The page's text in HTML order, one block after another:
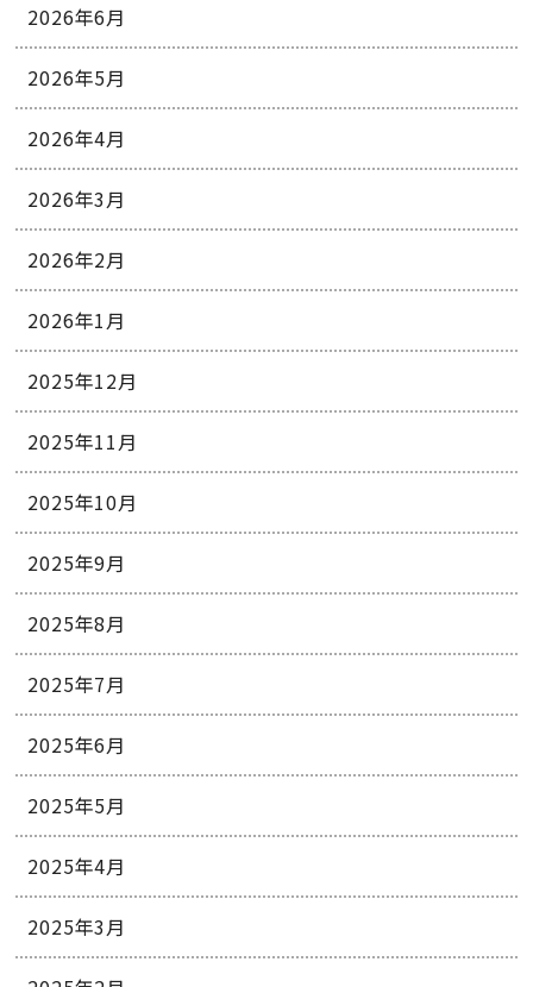
2026年6月
2026年5月
2026年4月
2026年3月
2026年2月
2026年1月
2025年12月
2025年11月
2025年10月
2025年9月
2025年8月
2025年7月
2025年6月
2025年5月
2025年4月
2025年3月